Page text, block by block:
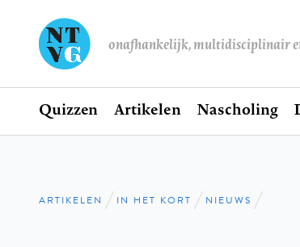
onafhankelijk, multidisciplinair
Hoofdnavigatie
Home
Quizzen Artikelen Nascholing
Kruimelpad
ARTIKELEN IN HET KORT NIEUWS